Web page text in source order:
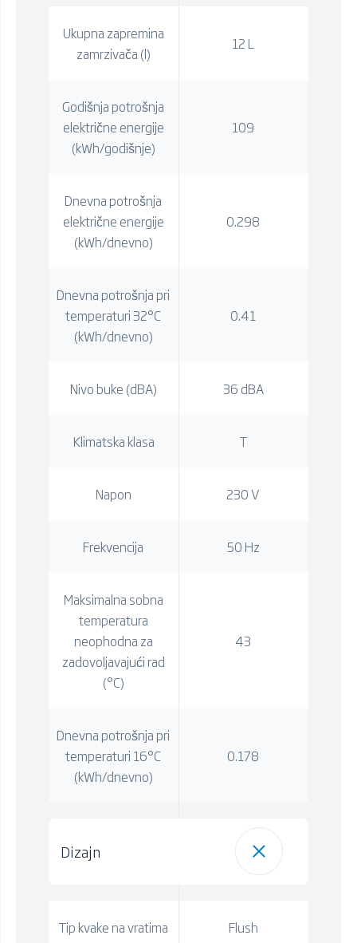
Ukupna zapremina
zamrzivača (l)
12 L
Godišnja potrošnja
električne energije
(kWh/godišnje)
109
Dnevna potrošnja
električne energije
(kWh/dnevno)
0.298
Dnevna potrošnja pri
temperaturi 32°C
(kWh/dnevno)
0.41
Nivo buke (dBA) 36 dBA
Klimatska klasa T
Napon 230 V
Frekvencija 50 Hz
Maksimalna sobna
temperatura
neophodna za
zadovoljavajući rad
(°C)
43
Dnevna potrošnja pri
temperaturi 16°C
(kWh/dnevno)
0.178
Dizajn
Tip kvake na vratima Flush